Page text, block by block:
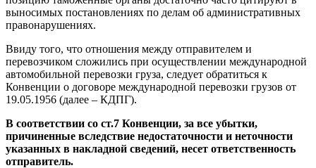
выносимых постановлениях по делам об административных
правонарушениях.
Ввиду того, что отношения между отправителем и
перевозчиком сложились при осуществлении международной
автомобильной перевозки груза, следует обратиться к
Конвенции о договоре международной перевозки грузов от
19.05.1956 (далее – КДПГ).
В соответствии со ст.7 Конвенции, за все убытки,
причиненные вследствие недостаточности и неточности
указанных в накладной сведений, несет ответственность
отправитель.